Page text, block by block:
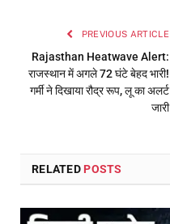
PREVIOUS ARTICLE
Rajasthan Heatwave Alert:
राजस्थान में अगले 72 घंटे बेहद भारी!
गर्मी ने दिखाया रौद्र रूप, लू का अलर्ट
जारी
RELATED POSTS